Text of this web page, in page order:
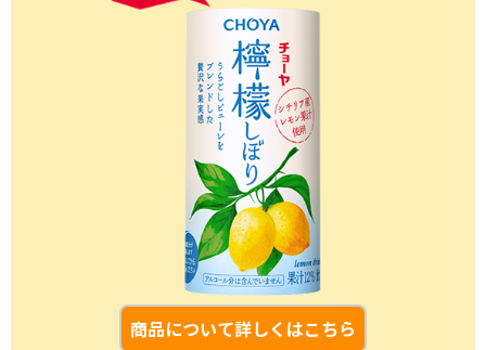
商品について詳しくはこちら